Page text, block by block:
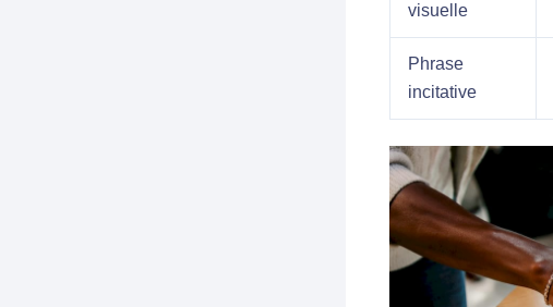
visuelle
Phrase
incitative